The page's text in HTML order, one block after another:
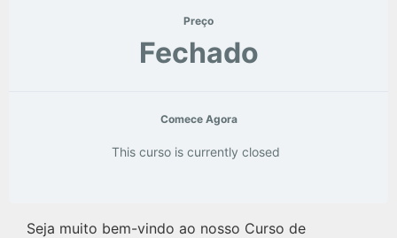
Preço
Fechado
Comece Agora
This curso is currently closed
Seja muito bem-vindo ao nosso Curso de